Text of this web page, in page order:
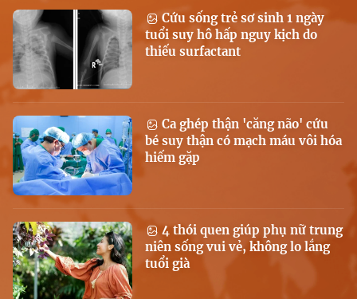
Cứu sống trẻ sơ sinh 1 ngày
tuổi suy hô hấp nguy kịch do
thiếu surfactant
Ca ghép thận 'căng não' cứu
bé suy thận có mạch máu vôi hóa
hiếm gặp
4 thói quen giúp phụ nữ trung
niên sống vui vẻ, không lo lắng
tuổi già